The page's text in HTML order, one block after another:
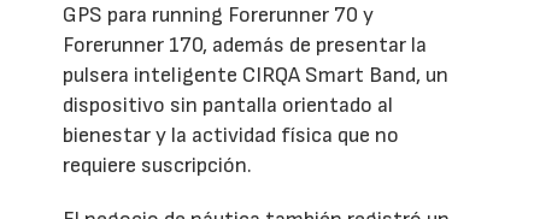
GPS para running Forerunner 70 y
Forerunner 170, además de presentar la
pulsera inteligente CIRQA Smart Band, un
dispositivo sin pantalla orientado al
bienestar y la actividad física que no
requiere suscripción.